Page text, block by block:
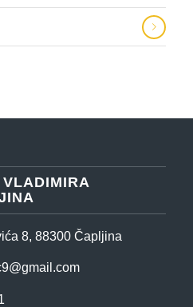
8, 88300 Čapljina